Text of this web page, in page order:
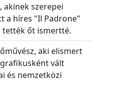
akinek szerepei
a híres "Il Padrone"
tették őt ismertté.
aki elismert
vált
és nemzetközi